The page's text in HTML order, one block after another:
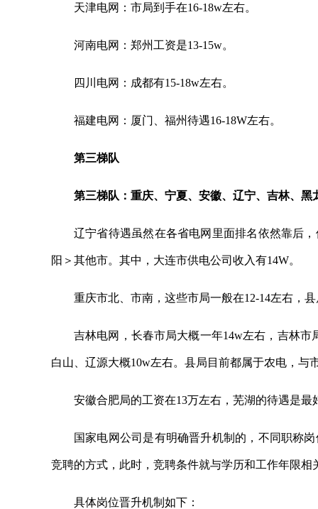
天津电网：市局到手在16-18w左右。
河南电网：郑州工资是13-15w。
四川电网：成都有15-18w左右。
福建电网：厦门、福州待遇16-18W左右。
第三梯队
第三梯队：重庆、宁夏、安徽、辽宁、吉林、黑
辽宁省待遇虽然在各省电网里面排名依然靠后
阳＞其他市。其中，大连市供电公司收入有14W。
重庆市北、市南，这些市局一般在12-14左右，
吉林电网，长春市局大概一年14w左右，吉林
白山、辽源大概10w左右。县局目前都属于农电，与
安徽合肥局的工资在13万左右，芜湖的待遇是最
国家电网公司是有明确晋升机制的，不同职称
竞聘的方式，此时，竞聘条件就与学历和工作年限相
具体岗位晋升机制如下：